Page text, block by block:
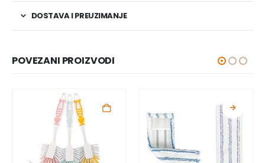
DOSTAVA I PREUZIMANJE
POVEZANI PROIZVODI